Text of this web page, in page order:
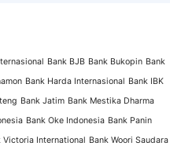
Bank BJB Bank Bukopin Bank
Bank Harda Internasional Bank IBK
Bank Jatim Bank Mestika Dharma
Bank Oke Indonesia Bank Panin
Victoria International Bank Woori Saudara